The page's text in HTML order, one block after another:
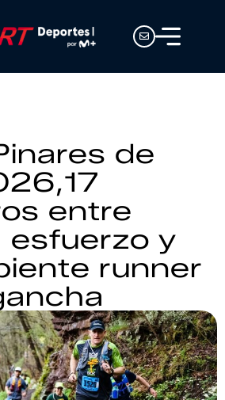
de
entre
esfuerzo y
runner